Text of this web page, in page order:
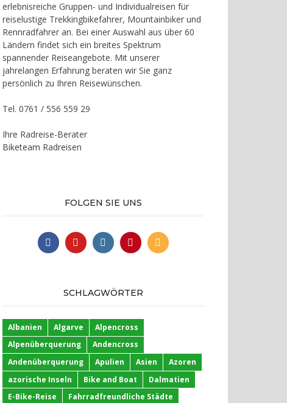
erlebnisreiche Gruppen- und Individualreisen für
reiselustige Trekkingbikefahrer, Mountainbiker und
Rennradfahrer an. Bei einer Auswahl aus über 60
Ländern findet sich ein breites Spektrum
spannender Reiseangebote. Mit unserer
jahrelangen Erfahrung beraten wir Sie ganz
persönlich zu Ihren Reisewünschen.
Tel. 0761 / 556 559 29
Ihre Radreise-Berater
Biketeam Radreisen
FOLGEN SIE UNS
SCHLAGWÖRTER
Albanien Algarve
Alpencross
Alpenüberquerung
Andencross
Andenüberquerung
Apulien Asien
Azoren
azorische Inseln
Bike and Boat
Dalmatien
E-Bike-Reise
Fahrradfreundliche Städte